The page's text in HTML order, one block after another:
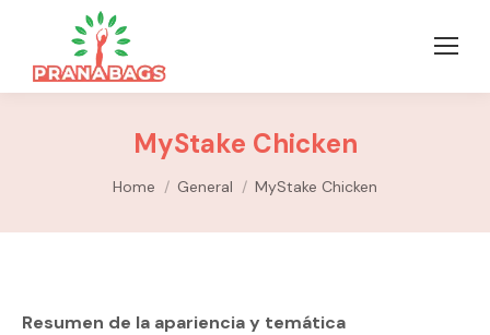
MyStake Chicken
You are here:
Home General MyStake Chicken
Resumen de la apariencia y temática